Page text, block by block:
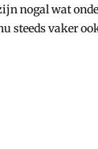
nogal wat
steeds vaker